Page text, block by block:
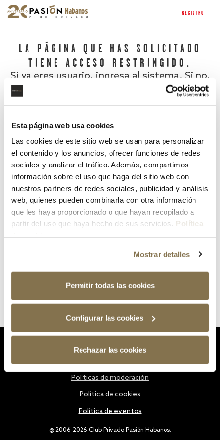
Esta página web usa cookies
Las cookies de este sitio web se usan para personalizar
el contenido y los anuncios, ofrecer funciones de redes
sociales y analizar el tráfico. Además, compartimos
información sobre el uso que haga del sitio web con
nuestros partners de redes sociales, publicidad y análisis
web, quienes pueden combinarla con otra información
que les haya proporcionado o que hayan recopilado a
partir del uso que haya hecho de sus servicios. Política
Mostrar detalles
Permitir todas las cookies
Configurar las cookies
Rechazar las cookies
REGISTRO
LA PÁGINA QUE HAS SOLICITADO
TIENE ACCESO RESTRINGIDO.
Si ya eres usuario, ingresa al sistema. Si no,
¿Has olvidado tu contraseña?
@ 2006-2026 Club Privado Pasión Habanos.
Políticas de moderación
Política de cookies
Política de eventos